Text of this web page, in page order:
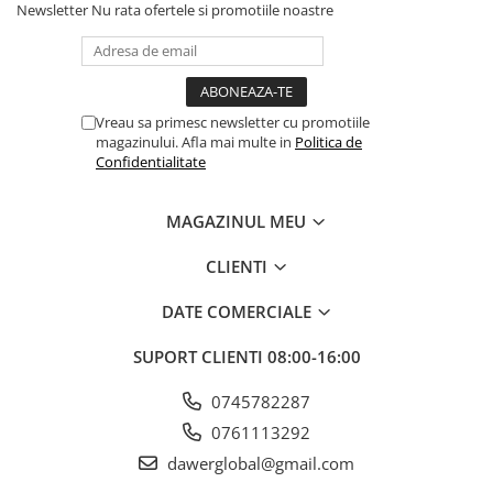
Newsletter Nu rata ofertele si promotiile noastre
Vreau sa primesc newsletter cu promotiile
magazinului. Afla mai multe in Politica de
Confidentialitate
MAGAZINUL MEU
CLIENTI
DATE COMERCIALE
SUPORT CLIENTI 08:00-16:00
0745782287
0761113292
dawerglobal@gmail.com